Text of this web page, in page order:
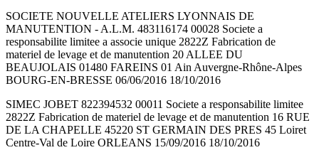
SOCIETE NOUVELLE ATELIERS LYONNAIS DE
MANUTENTION - A.L.M. 483116174 00028 Societe a
responsabilite limitee a associe unique 2822Z Fabrication de
materiel de levage et de manutention 20 ALLEE DU
BEAUJOLAIS 01480 FAREINS 01 Ain Auvergne-Rhône-Alpes
BOURG-EN-BRESSE 06/06/2016 18/10/2016
SIMEC JOBET 822394532 00011 Societe a responsabilite limitee
2822Z Fabrication de materiel de levage et de manutention 16 RUE
DE LA CHAPELLE 45220 ST GERMAIN DES PRES 45 Loiret
Centre-Val de Loire ORLEANS 15/09/2016 18/10/2016